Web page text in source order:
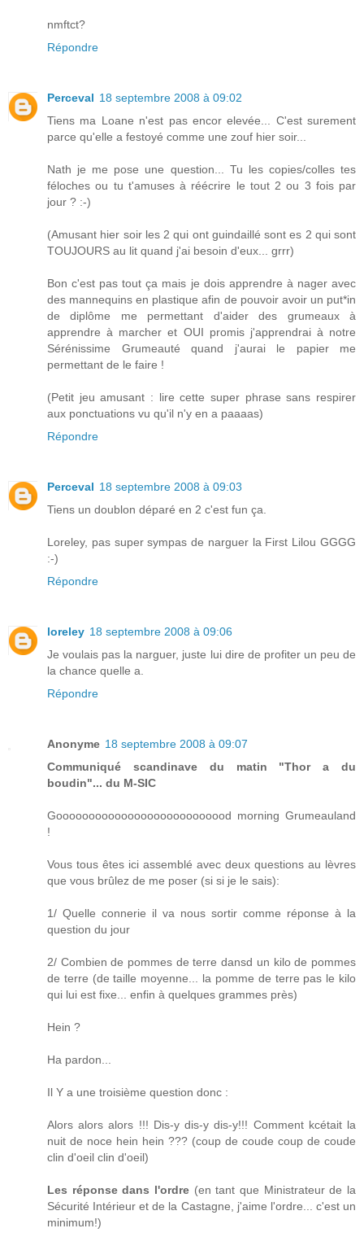
nmftct?
Répondre
Perceval 18 septembre 2008 à 09:02
Tiens ma Loane n'est pas encor elevée... C'est surement
parce qu'elle a festoyé comme une zouf hier soir...
Nath je me pose une question... Tu les copies/colles tes
féloches ou tu t'amuses à réécrire le tout 2 ou 3 fois par
jour ? :-)
(Amusant hier soir les 2 qui ont guindaillé sont es 2 qui sont
TOUJOURS au lit quand j'ai besoin d'eux... grrr)
Bon c'est pas tout ça mais je dois apprendre à nager avec
des mannequins en plastique afin de pouvoir avoir un put*in
de diplôme me permettant d'aider des grumeaux à
apprendre à marcher et OUI promis j'apprendrai à notre
Sérénissime Grumeauté quand j'aurai le papier me
permettant de le faire !
(Petit jeu amusant : lire cette super phrase sans respirer
aux ponctuations vu qu'il n'y en a paaaas)
Répondre
Perceval 18 septembre 2008 à 09:03
Tiens un doublon déparé en 2 c'est fun ça.
Loreley, pas super sympas de narguer la First Lilou GGGG
:-)
Répondre
loreley 18 septembre 2008 à 09:06
Je voulais pas la narguer, juste lui dire de profiter un peu de
la chance quelle a.
Répondre
Anonyme 18 septembre 2008 à 09:07
Communiqué scandinave du matin "Thor a du
boudin"... du M-SIC
Gooooooooooooooooooooooooood morning Grumeauland
!
Vous tous êtes ici assemblé avec deux questions au lèvres
que vous brûlez de me poser (si si je le sais):
1/ Quelle connerie il va nous sortir comme réponse à la
question du jour
2/ Combien de pommes de terre dansd un kilo de pommes
de terre (de taille moyenne... la pomme de terre pas le kilo
qui lui est fixe... enfin à quelques grammes près)
Hein ?
Ha pardon...
Il Y a une troisième question donc :
Alors alors alors !!! Dis-y dis-y dis-y!!! Comment kcétait la
nuit de noce hein hein ??? (coup de coude coup de coude
clin d'oeil clin d'oeil)
Les réponse dans l'ordre (en tant que Ministrateur de la
Sécurité Intérieur et de la Castagne, j'aime l'ordre... c'est un
minimum!)